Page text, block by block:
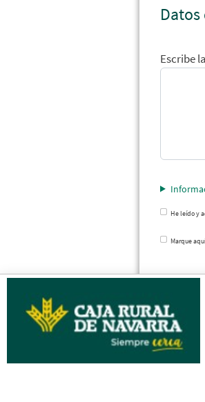
Escribe
He leído y
Marque